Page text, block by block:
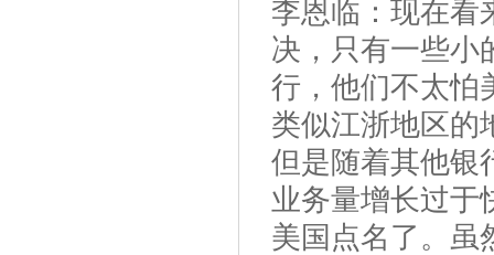
李恩临：现在看
决，只有一些小
行，他们不太怕
类似江浙地区的
但是随着其他银
业务量增长过于
美国点名了。虽